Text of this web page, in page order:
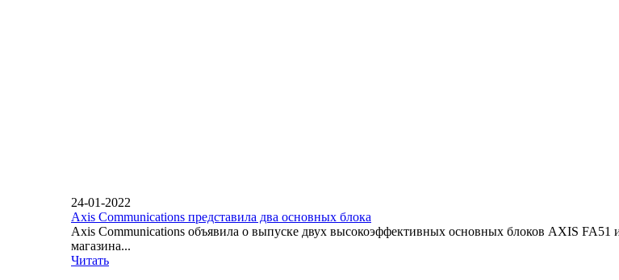
24-01-2022
Axis Communications представила два основных блока
Axis Communications объявила о выпуске двух высокоэффективных основных блоков AXIS
магазина...
Читать